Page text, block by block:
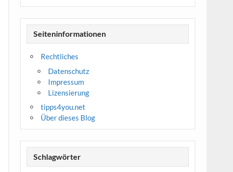
Seiteninformationen
Rechtliches
Datenschutz
Impressum
Lizensierung
tipps4you.net
Über dieses Blog
Schlagwörter